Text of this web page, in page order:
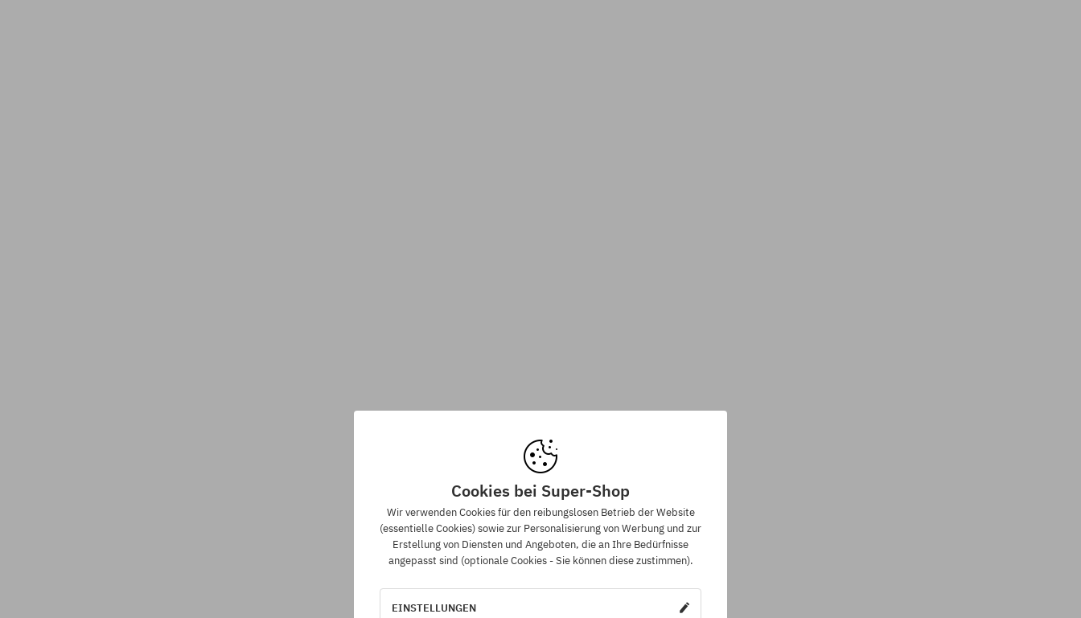
Cookies bei Super-Shop
Wir verwenden Cookies für den reibungslosen Betrieb der Website
(essentielle Cookies) sowie zur Personalisierung von Werbung und zur
Erstellung von Diensten und Angeboten, die an Ihre Bedürfnisse
angepasst sind (optionale Cookies - Sie können diese zustimmen).
EINSTELLUNGEN